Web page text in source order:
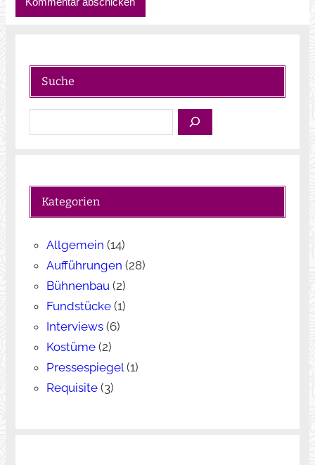
Suche
u
n
Kategorien
Allgemein (14)
Aufführungen (28)
Bühnenbau (2)
Fundstücke(1)
Interviews(6)
Kostüme(2)
Pressespiegel (1)
Requisite(3)